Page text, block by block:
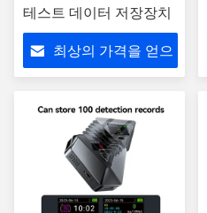
테스트 데이터 저장장치
최상의 가격을 얻으